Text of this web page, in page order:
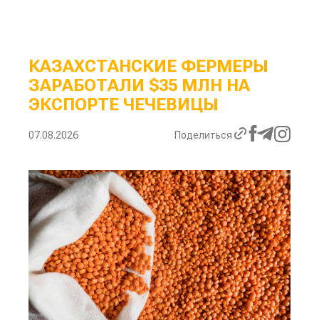
КАЗАХСТАНСКИЕ ФЕРМЕРЫ
ЗАРАБОТАЛИ $35 МЛН НА
ЭКСПОРТЕ ЧЕЧЕВИЦЫ
07.08.2026 Поделиться